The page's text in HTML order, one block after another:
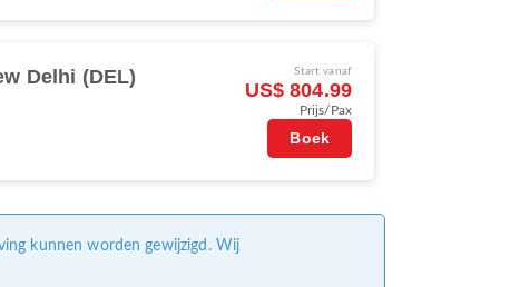
Delhi (DEL) Start vanaf
US$ 804.99
Prijs/Pax
Boek
kunnen worden gewijzigd. Wij